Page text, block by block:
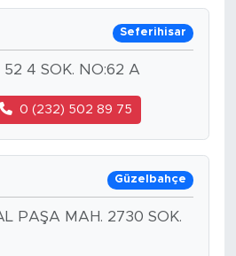
Seferihisar
52 4 SOK. NO:62 A
0 (232) 502 89 75
Güzelbahçe
PAŞA MAH. 2730 SOK.